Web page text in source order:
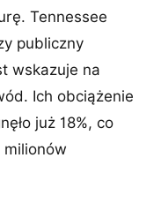
Tennessee
publiczny
wskazuje na
Ich obciążenie
już 18%, co